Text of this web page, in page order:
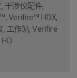
干涉仪配件,
Verifire™ HDX,
, 工作站, Verifire